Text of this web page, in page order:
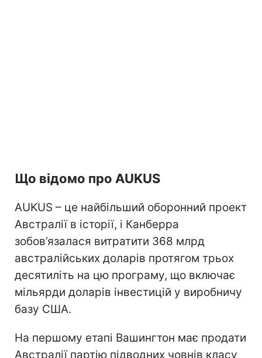
Що відомо про AUKUS
AUKUS – це найбільший оборонний проект
Австралії в історії, і Канберра
зобов’язалася витратити 368 млрд
австралійських доларів протягом трьох
десятиліть на цю програму, що включає
мільярди доларів інвестицій у виробничу
базу США.
На першому етапі Вашингтон має продати
Австралії партію підводних човнів класу